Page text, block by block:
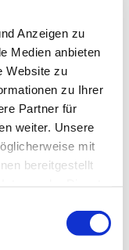
Anzeigen zu
Medien anbieten
Website zu
zu Ihrer
Partner für
weiter. Unsere
mit
bereitgestellt